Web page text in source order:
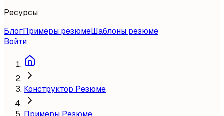
Ресурсы
БлогПримеры резюмеШаблоны резюме
Войти
Конструктор Резюме
Примеры Резюме